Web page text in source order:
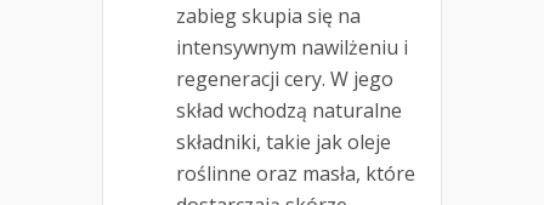
zabieg skupia się na
intensywnym nawilżeniu i
regeneracji cery. W jego
skład wchodzą naturalne
składniki, takie jak oleje
roślinne oraz masła, które